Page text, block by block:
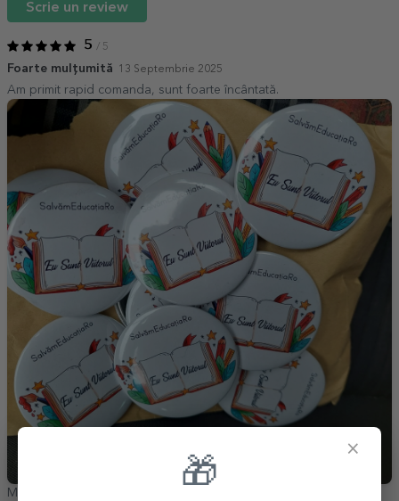
Scrie un review
5 / 5
Foarte mulțumită 13 Septembrie 2025
Am primit rapid comanda, sunt foarte încântată.
Mihaela,
×
🎁